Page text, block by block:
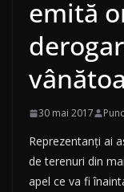
emită
30 mai 2017
Reprezentanţi ai
de terenuri din
apel ce va fi